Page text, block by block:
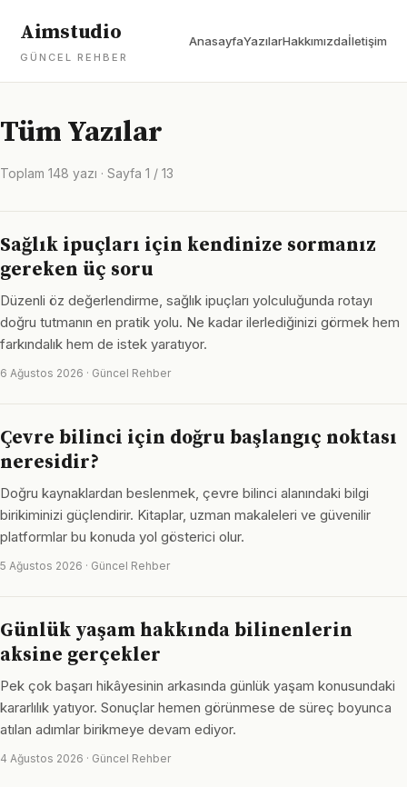
Aimstudio
GÜNCEL REHBER
AnasayfaYazılarHakkımızdaİletişim
Tüm Yazılar
Toplam 148 yazı · Sayfa 1 / 13
Sağlık ipuçları için kendinize sormanız
gereken üç soru
Düzenli öz değerlendirme, sağlık ipuçları yolculuğunda rotayı
doğru tutmanın en pratik yolu. Ne kadar ilerlediğinizi görmek hem
farkındalık hem de istek yaratıyor.
6 Ağustos 2026 · Güncel Rehber
Çevre bilinci için doğru başlangıç noktası
neresidir?
Doğru kaynaklardan beslenmek, çevre bilinci alanındaki bilgi
birikiminizi güçlendirir. Kitaplar, uzman makaleleri ve güvenilir
platformlar bu konuda yol gösterici olur.
5 Ağustos 2026 · Güncel Rehber
Günlük yaşam hakkında bilinenlerin
aksine gerçekler
Pek çok başarı hikâyesinin arkasında günlük yaşam konusundaki
kararlılık yatıyor. Sonuçlar hemen görünmese de süreç boyunca
atılan adımlar birikmeye devam ediyor.
4 Ağustos 2026 · Güncel Rehber